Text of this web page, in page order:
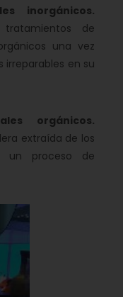
inorgánicos.
de
una vez
irreparables en su
orgánicos.
extraída de los
un proceso de